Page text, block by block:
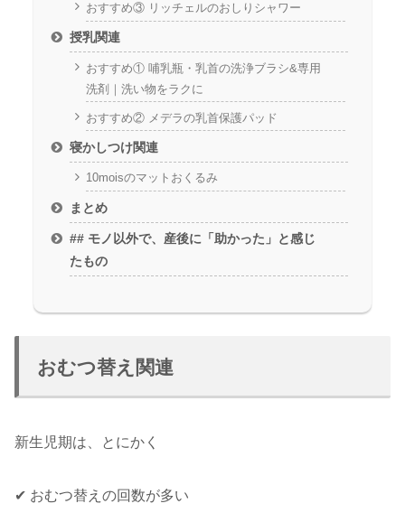
おすすめ③ リッチェルのおしりシャワー
授乳関連
おすすめ① 哺乳瓶・乳首の洗浄ブラシ&専用
洗剤｜洗い物をラクに
おすすめ② メデラの乳首保護パッド
寝かしつけ関連
10moisのマットおくるみ
まとめ
## モノ以外で、産後に「助かった」と感じ
たもの
おむつ替え関連
新生児期は、とにかく
✔ おむつ替えの回数が多い